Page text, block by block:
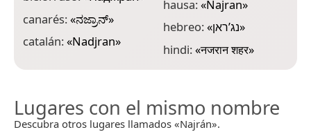
canarés:«ನಜ್ರಾನ್»
catalán:«Nadjran»
hausa:«Najran»
hebreo:«נג’ראן»
hindi:«नजरान शहर»
Lugares con el mismo nombre
Descubra otros lugares llamados «Najrán».